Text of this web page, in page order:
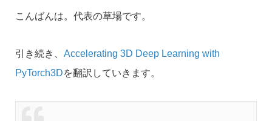
こんばんは。代表の草場です。
引き続き、 Accelerating 3D Deep Learning with
PyTorch3Dを翻訳していきます。